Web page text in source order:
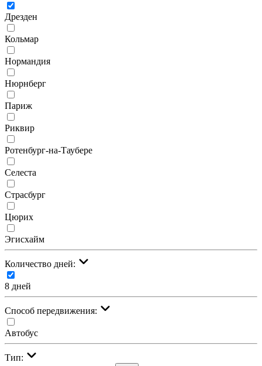
Дрезден
Кольмар
Нормандия
Нюрнберг
Париж
Риквир
Ротенбург-на-Таубере
Селеста
Страсбург
Цюрих
Эгисхайм
Количество дней:
8 дней
Cпособ передвижения:
Автобус
Тип: